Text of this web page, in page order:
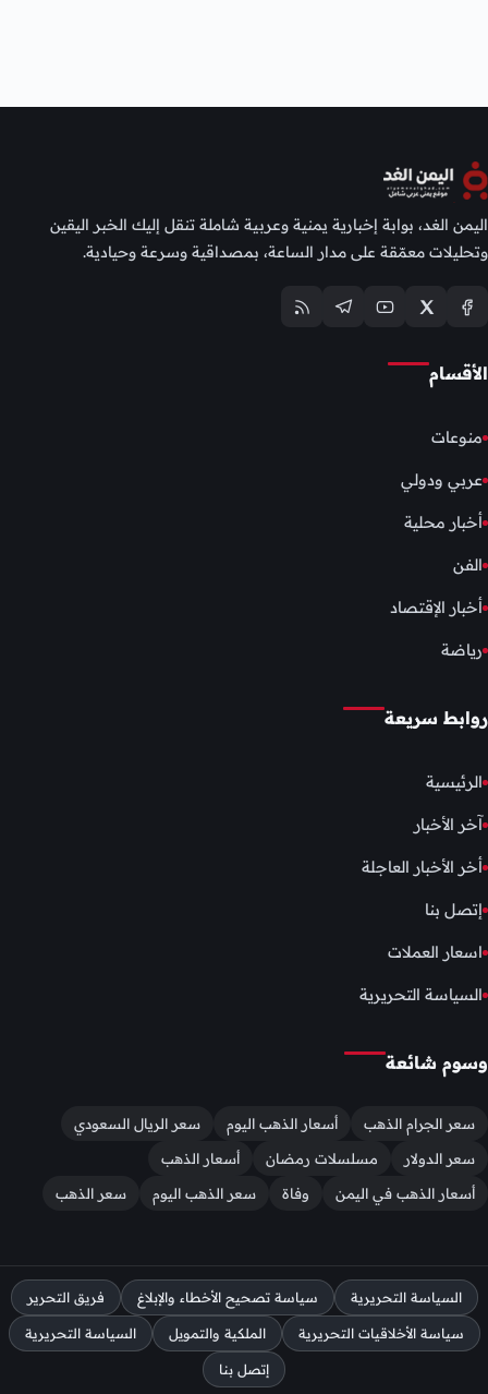
اليمن الغد، بوابة إخبارية يمنية وعربية شاملة تنقل إليك الخبر اليقين
وتحليلات معمّقة على مدار الساعة، بمصداقية وسرعة وحيادية.
الأقسام
منوعات
عربي ودولي
أخبار محلية
الفن
أخبار الإقتصاد
رياضة
روابط سريعة
الرئيسية
آخر الأخبار
أخر الأخبار العاجلة
إتصل بنا
اسعار العملات
السياسة التحريرية
وسوم شائعة
سعر الجرام الذهب أسعار الذهب اليوم
سعر الريال السعودي
سعر الدولار
مسلسلات رمضان
أسعار الذهب
أسعار الذهب في اليمن
وفاة سعر الذهب اليوم سعر الذهب
السياسة التحريرية سياسة تصحيح الأخطاء والإبلاغ فريق التحرير
سياسة الأخلاقيات التحريرية الملكية والتمويل السياسة التحريرية
إتصل بنا